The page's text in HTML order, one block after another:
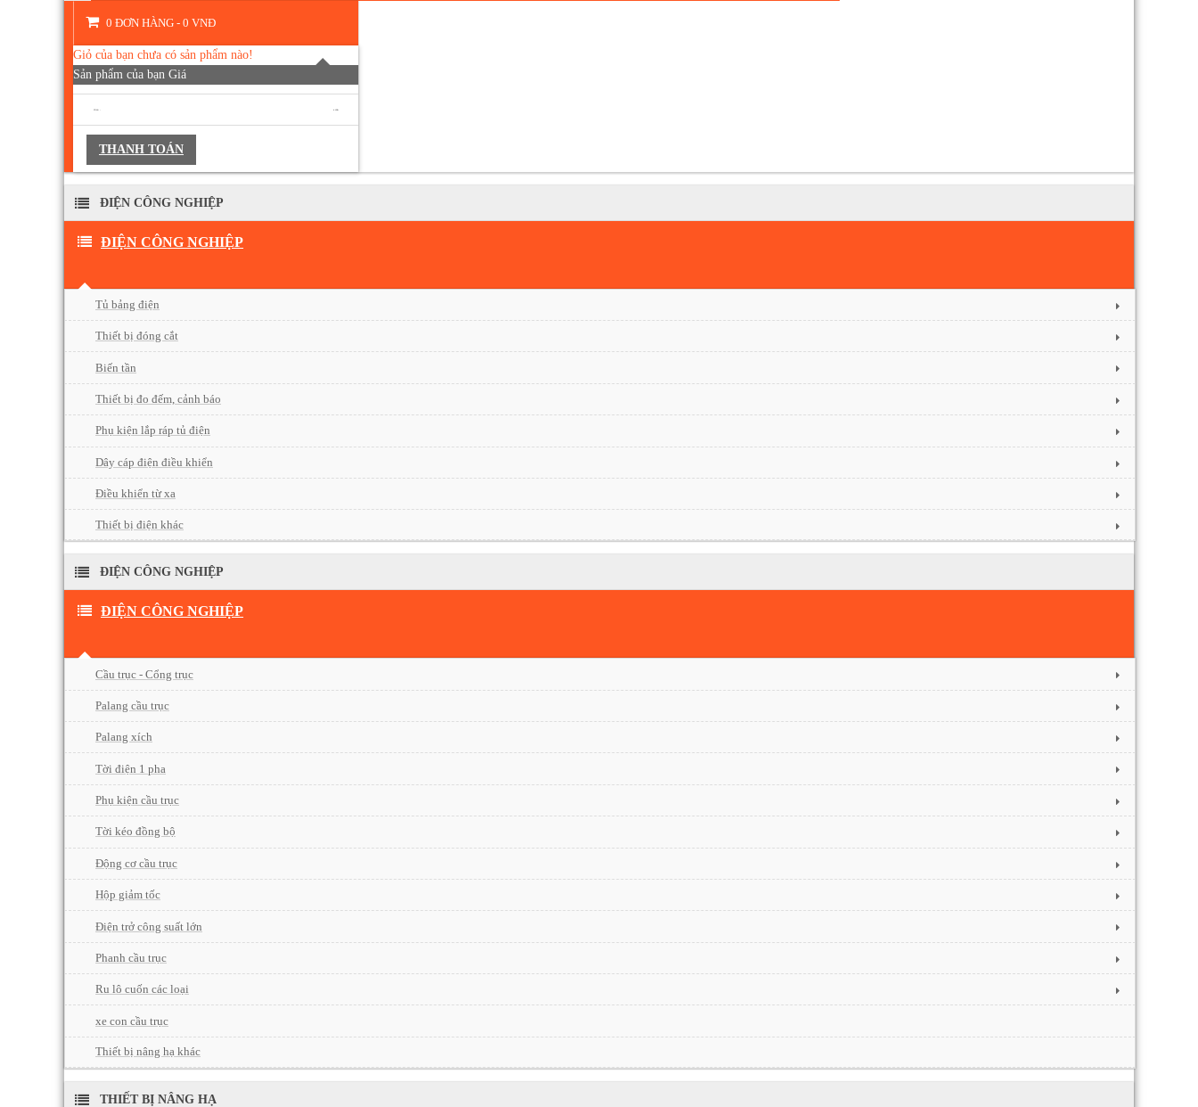
0 ĐƠN HÀNG - 0 VNĐ
Giỏ của bạn chưa có sản phẩm nào!
Sản phẩm của bạn Giá
THANH TOÁN
ĐIỆN CÔNG NGHIỆP
ĐIỆN CÔNG NGHIỆP
Tủ bảng điện
Thiết bị đóng cắt
Biến tần
Thiết bị đo đếm, cảnh báo
Phụ kiện lắp ráp tủ điện
Dây cáp điện điều khiển
Điều khiển từ xa
Thiết bị điện khác
ĐIỆN CÔNG NGHIỆP
ĐIỆN CÔNG NGHIỆP
Cầu trục - Cổng trục
Palang cầu trục
Palang xích
Tời điện 1 pha
Phụ kiện cầu trục
Tời kéo đồng bộ
Động cơ cầu trục
Hộp giảm tốc
Điện trở công suất lớn
Phanh cầu trục
Ru lô cuốn các loại
xe con cầu trục
Thiết bị nâng hạ khác
THIẾT BỊ NÂNG HẠ